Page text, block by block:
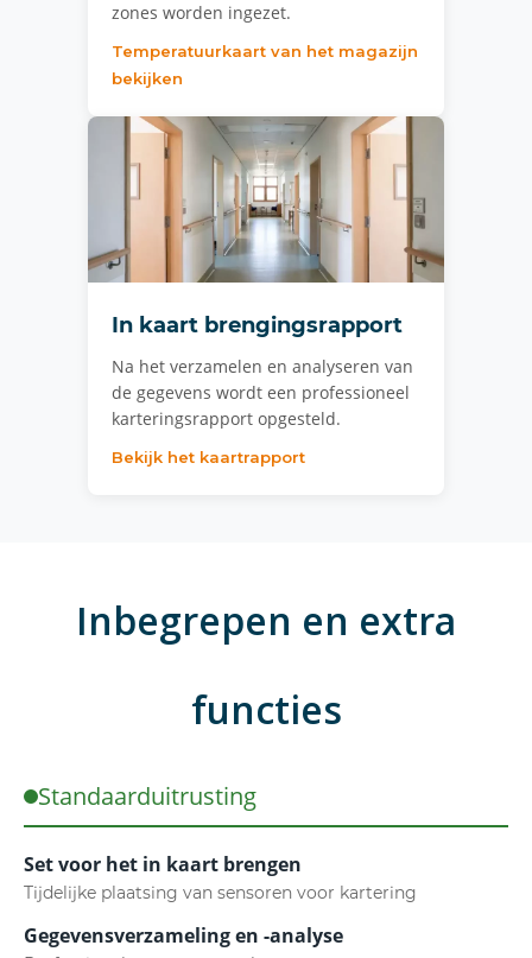
zones worden ingezet.
Temperatuurkaart van het magazijn
bekijken
In kaart brengingsrapport
Na het verzamelen en analyseren van
de gegevens wordt een professioneel
karteringsrapport opgesteld.
Bekijk het kaartrapport
Inbegrepen en extra
functies
Standaarduitrusting
Set voor het in kaart brengen
Tijdelijke plaatsing van sensoren voor kartering
Gegevensverzameling en -analyse